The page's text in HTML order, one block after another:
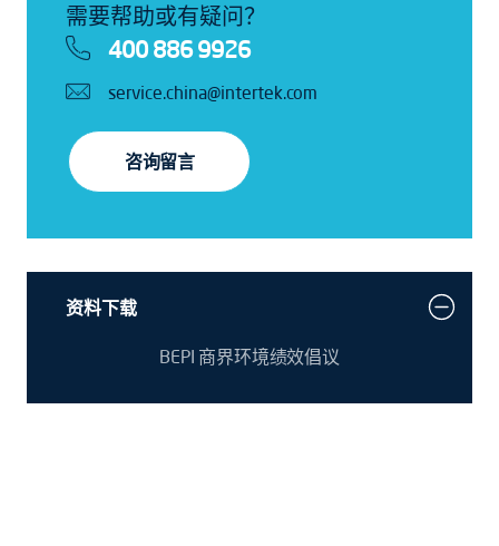
需要帮助或有疑问？
400 886 9926
service.china@intertek.com
咨询留言
资料下载
BEPI 商界环境绩效倡议